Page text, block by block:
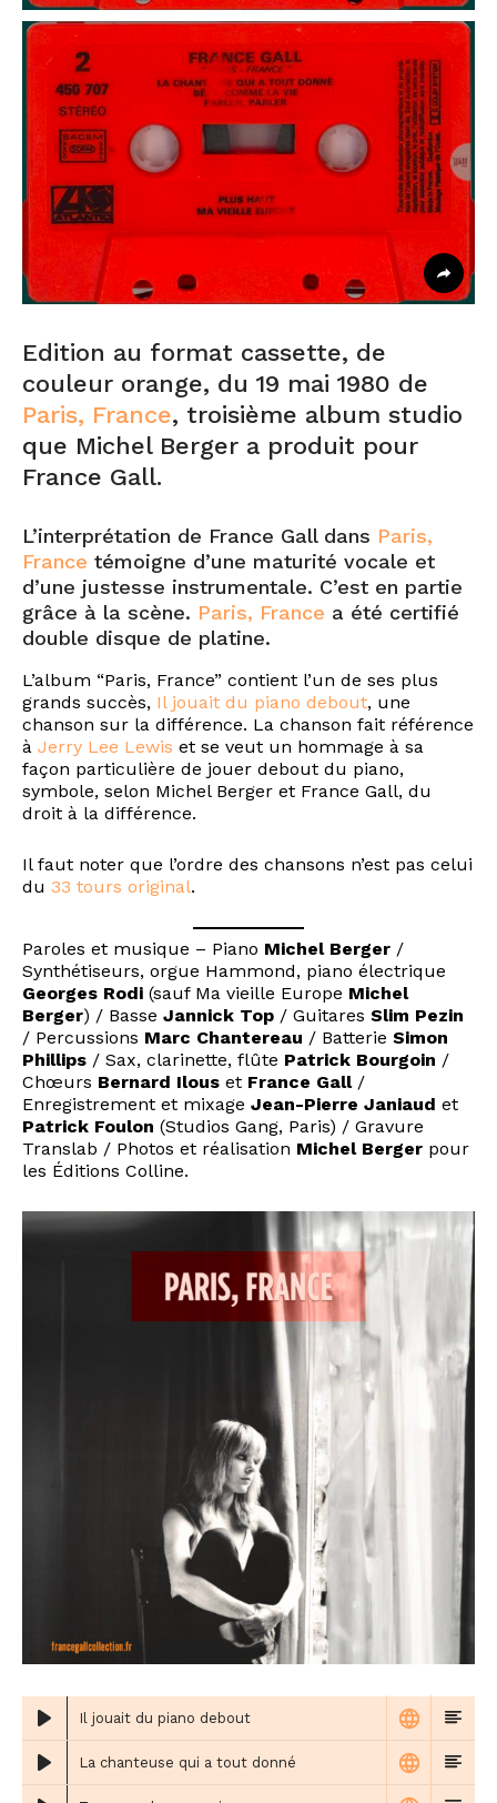
Edition au format cassette, de
couleur orange, du 19 mai 1980 de
Paris, France, troisième album studio
que Michel Berger a produit pour
France Gall.
L’interprétation de France Gall dans Paris,
France témoigne d’une maturité vocale et
d’une justesse instrumentale. C’est en partie
grâce à la scène. Paris, France a été certifié
double disque de platine.
L’album “Paris, France” contient l’un de ses plus
grands succès, Il jouait du piano debout, une
chanson sur la différence. La chanson fait référence
à Jerry Lee Lewis et se veut un hommage à sa
façon particulière de jouer debout du piano,
symbole, selon Michel Berger et France Gall, du
droit à la différence.
Il faut noter que l’ordre des chansons n’est pas celui
du 33 tours original.
Paroles et musique – Piano Michel Berger /
Synthétiseurs, orgue Hammond, piano électrique
Georges Rodi (sauf Ma vieille Europe Michel
Berger) / Basse Jannick Top / Guitares Slim Pezin
/ Percussions Marc Chantereau / Batterie Simon
Phillips / Sax, clarinette, flûte Patrick Bourgoin /
Chœurs Bernard Ilous et France Gall/
Enregistrement et mixage Jean-Pierre Janiaud et
Patrick Foulon (Studios Gang, Paris) / Gravure
Translab / Photos et réalisation Michel Berger pour
les Éditions Colline.
Il jouait du piano debout
La chanteuse qui a tout donné